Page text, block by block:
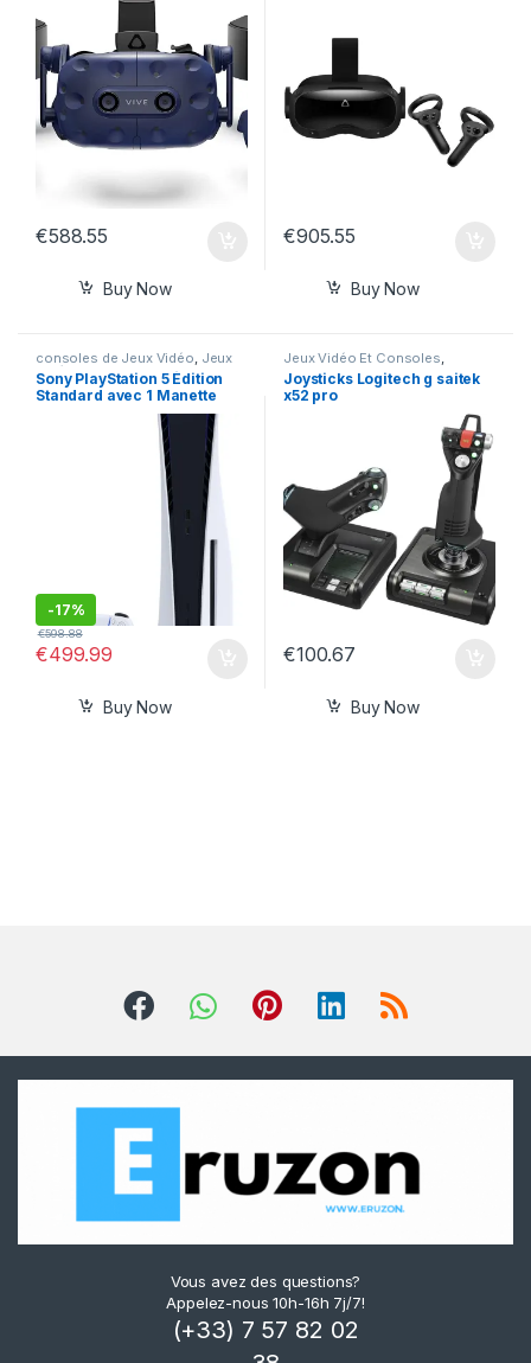
€588.55
Buy Now
€905.55
Buy Now
consoles de Jeux Vidéo Jeux
Vidéo Et Consoles
Sony PlayStation 5 Édition
Standard avec 1 Manette
-17%
€499.99
€598.88
Buy Now
Jeux Vidéo Et Consoles
Joysticks
Joysticks Logitech g saitek
x52 pro
€100.67
Buy Now
Vous avez des questions?
Appelez-nous 10h-16h 7j/7!
(+33) 7 57 82 02